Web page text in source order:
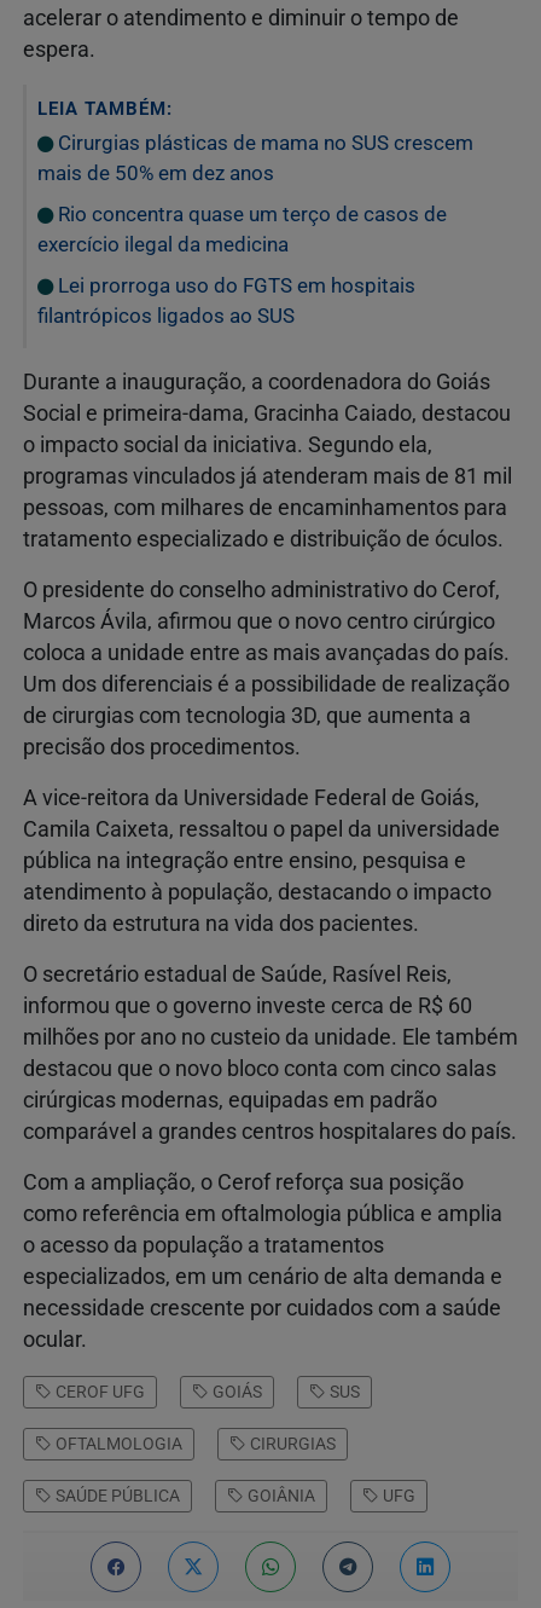
acelerar o atendimento e diminuir o tempo de
espera.
LEIA TAMBÉM:
Cirurgias plásticas de mama no SUS crescem
mais de 50% em dez anos
Rio concentra quase um terço de casos de
exercício ilegal da medicina
Lei prorroga uso do FGTS em hospitais
filantrópicos ligados ao SUS
Durante a inauguração, a coordenadora do Goiás
Social e primeira-dama, Gracinha Caiado, destacou
o impacto social da iniciativa. Segundo ela,
programas vinculados já atenderam mais de 81 mil
pessoas, com milhares de encaminhamentos para
tratamento especializado e distribuição de óculos.
O presidente do conselho administrativo do Cerof,
Marcos Ávila, afirmou que o novo centro cirúrgico
coloca a unidade entre as mais avançadas do país.
Um dos diferenciais é a possibilidade de realização
de cirurgias com tecnologia 3D, que aumenta a
precisão dos procedimentos.
A vice-reitora da Universidade Federal de Goiás,
Camila Caixeta, ressaltou o papel da universidade
pública na integração entre ensino, pesquisa e
atendimento à população, destacando o impacto
direto da estrutura na vida dos pacientes.
O secretário estadual de Saúde, Rasível Reis,
informou que o governo investe cerca de R$ 60
milhões por ano no custeio da unidade. Ele também
destacou que o novo bloco conta com cinco salas
cirúrgicas modernas, equipadas em padrão
comparável a grandes centros hospitalares do país.
Com a ampliação, o Cerof reforça sua posição
como referência em oftalmologia pública e amplia
o acesso da população a tratamentos
especializados, em um cenário de alta demanda e
necessidade crescente por cuidados com a saúde
ocular.
CEROF UFG GOIÁS SUS
OFTALMOLOGIA CIRURGIAS
SAÚDE PÚBLICA GOIÂNIA UFG